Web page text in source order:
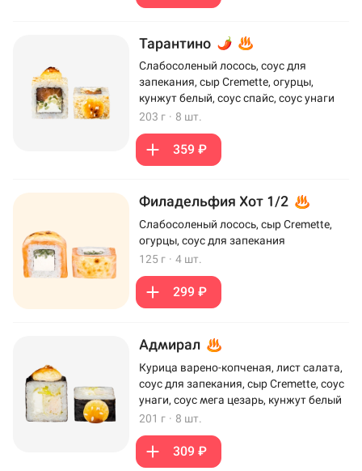
Тарантино
Слабосоленый лосось, соус для
запекания, сыр Cremette, огурцы,
кунжут белый, соус спайс, соус унаги
203 г · 8 шт.
359 ₽
Филадельфия Хот 1/2
Слабосоленый лосось, сыр Cremette,
огурцы, соус для запекания
125 г · 4 шт.
299 ₽
Адмирал
Курица варено-копченая, лист салата,
соус для запекания, сыр Cremette, соус
унаги, соус мега цезарь, кунжут белый
201 г · 8 шт.
309 ₽